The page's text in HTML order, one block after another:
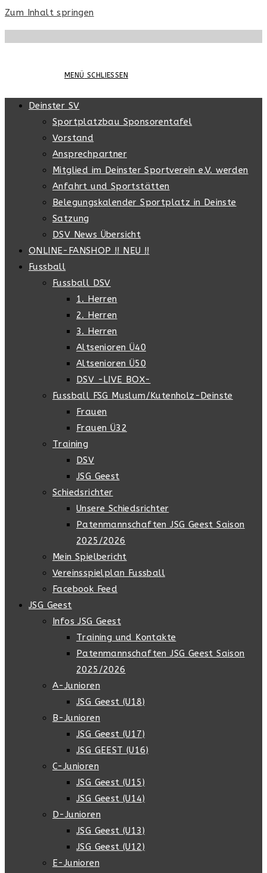
Zum Inhalt springen
MENÜ SCHLIESSEN
Deinster SV
Sportplatzbau Sponsorentafel
Vorstand
Ansprechpartner
Mitglied im Deinster Sportverein e.V. werden
Anfahrt und Sportstätten
Belegungskalender Sportplatz in Deinste
Satzung
DSV News Übersicht
ONLINE-FANSHOP !! NEU !!
Fussball
Fussball DSV
1. Herren
2. Herren
3. Herren
Altsenioren Ü40
Altsenioren Ü50
DSV -LIVE BOX-
Fussball FSG Muslum/Kutenholz-Deinste
Frauen
Frauen Ü32
Training
DSV
JSG Geest
Schiedsrichter
Unsere Schiedsrichter
Patenmannschaften JSG Geest Saison
2025/2026
Mein Spielbericht
Vereinsspielplan Fussball
Facebook Feed
JSG Geest
Infos JSG Geest
Training und Kontakte
Patenmannschaften JSG Geest Saison
2025/2026
A-Junioren
JSG Geest (U18)
B-Junioren
JSG Geest (U17)
JSG GEEST (U16)
C-Junioren
JSG Geest (U15)
JSG Geest (U14)
D-Junioren
JSG Geest (U13)
JSG Geest (U12)
E-Junioren